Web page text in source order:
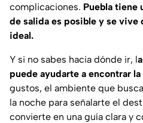
complicaciones. Puebla tiene
de salida es posible y se vive
ideal.
Y si no sabes hacia dónde ir, l
puede ayudarte a encontrar
gustos, el ambiente que
la noche para señalarte el
convierte en una guía clara y